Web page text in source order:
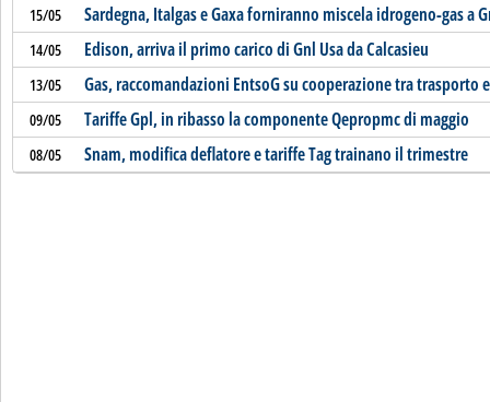
15/05 Sardegna, Italgas e Gaxa forniranno miscela idrogeno-gas a
14/05 Edison, arriva il primo carico di Gnl Usa da Calcasieu
13/05 Gas, raccomandazioni EntsoG su cooperazione tra trasporto
09/05 Tariffe Gpl, in ribasso la componente Qepropmc di maggio
08/05 Snam, modifica deflatore e tariffe Tag trainano il trimestre